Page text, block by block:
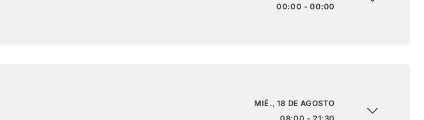
00:00 - 00:00
MIÉ., 18 DE AGOSTO
08:00 - 21:30